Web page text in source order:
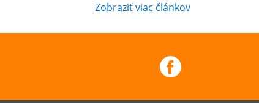
Zobraziť viac článkov